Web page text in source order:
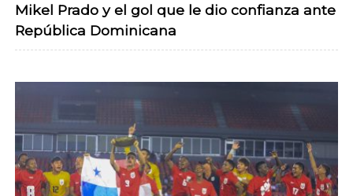
Mikel Prado y el gol que le dio confianza ante
República Dominicana